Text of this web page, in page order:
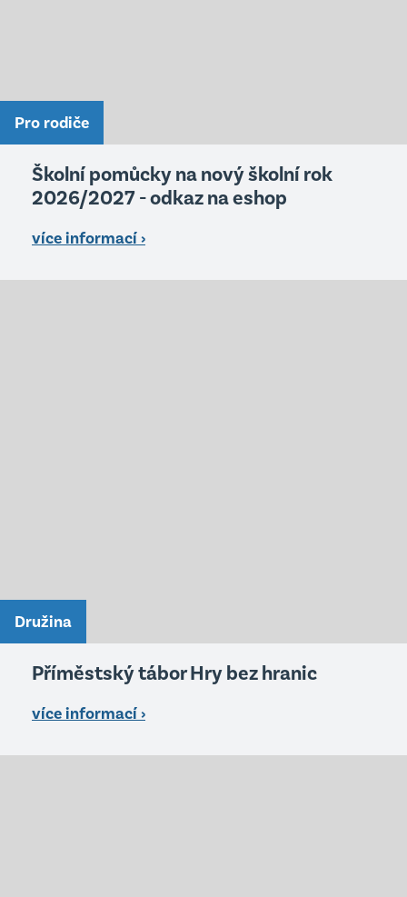
Pro rodiče
Školní pomůcky na nový školní rok
2026/2027 - odkaz na eshop
více informací ›
Družina
Příměstský tábor Hry bez hranic
více informací ›